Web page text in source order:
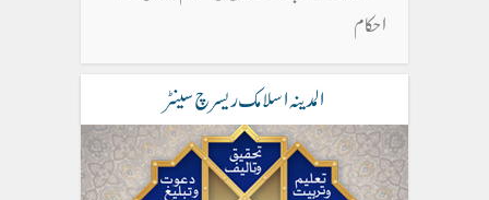
المدینہ اسلامک ریسرچ سینٹر